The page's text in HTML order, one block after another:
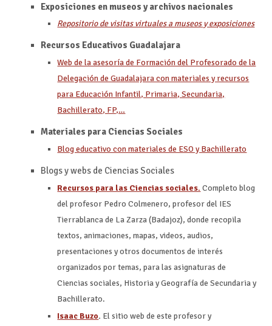
Exposiciones en museos y archivos nacionales
Repositorio de visitas virtuales a museos y exposiciones
Recursos Educativos Guadalajara
Web de la asesoría de Formación del Profesorado de la
Delegación de Guadalajara con materiales y recursos
para Educación Infantil, Primaria, Secundaria,
Bachillerato, FP,…
Materiales para Ciencias Sociales
Blog educativo con materiales de ESO y Bachillerato
Blogs y webs de Ciencias Sociales
Recursos para las Ciencias sociales. Completo blog
del profesor Pedro Colmenero, profesor del IES
Tierrablanca de La Zarza (Badajoz), donde recopila
textos, animaciones, mapas, videos, audios,
presentaciones y otros documentos de interés
organizados por temas, para las asignaturas de
Ciencias sociales, Historia y Geografía de Secundaria y
Bachillerato.
Isaac Buzo. El sitio web de este profesor y